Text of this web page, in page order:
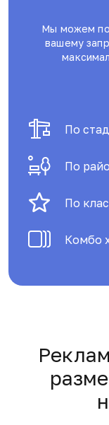
Мы можем
вашему
По
По
По
Комбо